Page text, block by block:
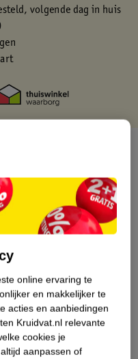
volgende dag in huis
(nog) geen Nature
online ervaring te
en makkelijker te
acties en aanbiedingen
Kruidvat.nl relevante
cookies je
aanpassen of